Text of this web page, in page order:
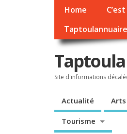
Home
Taptoulannuaire
Taptoula
Site d'informations
Actualité
Tourisme